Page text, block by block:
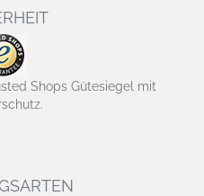
Shops Gütesiegel mit